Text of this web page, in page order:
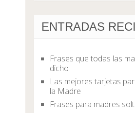
ENTRADAS
Frases que todas las
dicho
Las mejores tarjetas
la Madre
Frases para madres